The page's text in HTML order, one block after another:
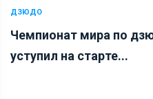
ДЗЮДО
Чемпионат мира по
уступил на старте...